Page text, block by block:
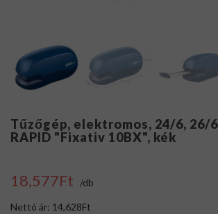
Tűzőgép, elektromos, 24/6, 26/
RAPID "Fixativ 10BX", kék
18,577Ft /db
Nettó ár: 14,628Ft